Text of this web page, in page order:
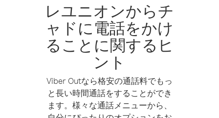
レユニオンからチ
ャドに電話をかけ
ることに関するヒ
ント
Viber Outなら格安の通話料でもっ
と長い時間通話をすることができ
ます。様々な通話メニューから、